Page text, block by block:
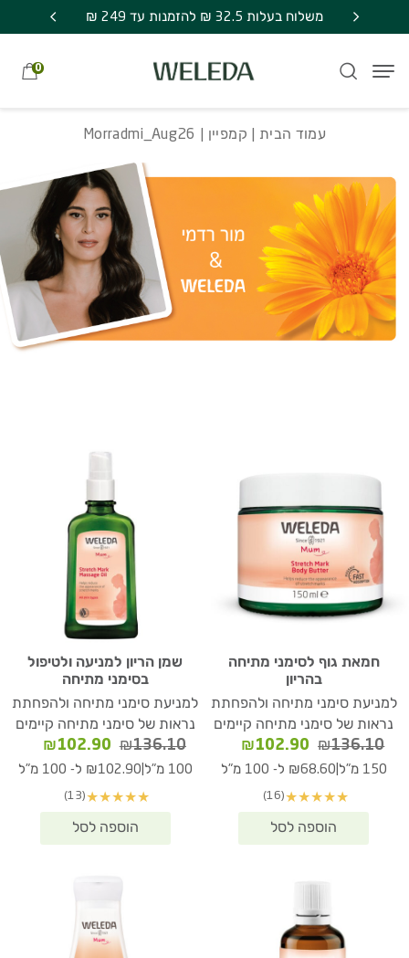
Skip to Content
משלוח בעלות 32.5 ₪ להזמנות עד 249 ₪
0
עמוד הבית קמפיין
Morradmi_Aug26
חמאת גוף לסימני מתיחה
בהריון
למניעת סימני מתיחה ולהפחתת
נראות של סימני מתיחה קיימים
₪136.10
המחיר
המקורי
₪136.10.
₪102.90
המחיר
הנוכחי
150 מ"ל ₪68.60 ל- 100 מ"ל
★
★
★
★
★
(16)
שמן הריון למניעה ולטיפול
בסימני מתיחה
למניעת סימני מתיחה ולהפחתת
נראות של סימני מתיחה קיימים
₪136.10
המחיר
המקורי
₪136.10.
₪102.90
הנוכחי
100 מ"ל ₪102.90 ל- 100 מ"ל
★
★
★
★
★
(13)
בחזרה למעלה